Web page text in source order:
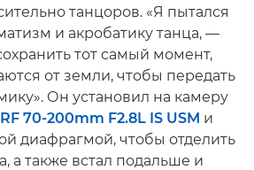
танцоров. «Я пытался
и акробатику танца, —
тот самый момент,
от земли, чтобы передать
Он установил на камеру
70-200mm F2.8L IS USM и
диафрагмой, чтобы отделить
а также встал подальше и